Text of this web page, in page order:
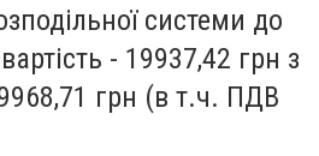
системи до
- 19937,42 грн з
грн (в т.ч. ПДВ